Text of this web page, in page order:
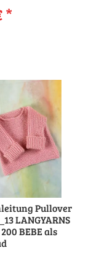
*
Pullover
LANGYARNS
BEBE als